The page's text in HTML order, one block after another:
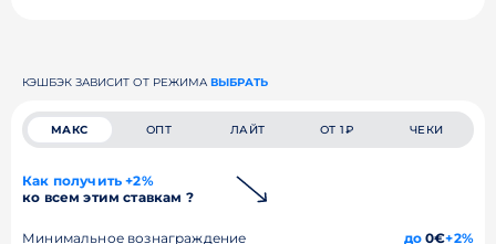
КЭШБЭК ЗАВИСИТ ОТ РЕЖИМА ВЫБРАТЬ
МАКС ОПТ ЛАЙТ ОТ 1₽ ЧЕКИ
Как получить +2%
ко всем этим ставкам ?
Минимальное вознаграждение до0€+2%